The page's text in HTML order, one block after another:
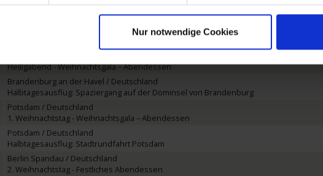
Nur notwendige Cookies
Genthin / Deutschland
Halbtagesausflug: Brandenburg und durchs Havelland
Brandenburg an der Havel / Deutschland
Heiligabend - Weihnachtsgala – Abendessen
Brandenburg an der Havel / Deutschland
Halbtagesausflug: Spaziergang auf der Dominsel von Brandenburg
Potsdam / Deutschland
1. Weihnachtstag - Weihnachtsgala – Abendessen
Potsdam / Deutschland
Halbtagesausflug: Stadtrundfahrt Potsdam
Berlin Spandau / Deutschland
2. Weihnachtstag - Festliches Abendessen